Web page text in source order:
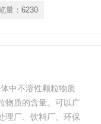
量： 6230
中不溶性颗粒物质
物质的含量。可以广
理厂、饮料厂、环保